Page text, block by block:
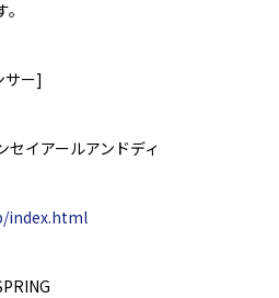
サー]
イアールアンドディ
index.html